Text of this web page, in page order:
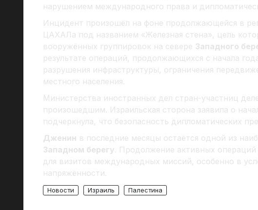
нарушением международного права и
Инцидент произошёл на фоне продолжающейся в
ЦАХАЛа под названием «Железная стена», цель
вооружённых группировок на севере Западного
результате операций, продолжающихся с начала
разрушения инфраструктуры, ограничения
местного населения.
Министерства иностранных дел стран-участниц
произошедшим. Израильская сторона заявила о
подчеркнула, что безопасность дипломатических
Дженин в последние месяцы остаётся одной из
Западном берегу. Продолжение активных операций
для визитов международных миссий, особенно в
напряжённости.
Новости Израиль Палестина